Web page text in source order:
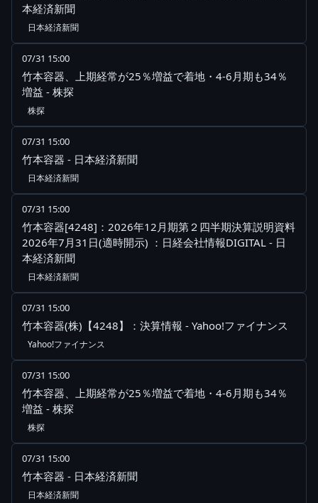
本経済新聞
日本経済新聞
07/31 15:00
竹本容器、上期経常が25％増益で着地・4-6月期も34％
増益 - 株探
株探
07/31 15:00
竹本容器 - 日本経済新聞
日本経済新聞
07/31 15:00
竹本容器[4248]：2026年12月期第２四半期決算説明資料
2026年7月31日(適時開示) ：日経会社情報DIGITAL - 日
本経済新聞
日本経済新聞
07/31 15:00
竹本容器(株)【4248】：決算情報 - Yahoo!ファイナンス
Yahoo!ファイナンス
07/31 15:00
竹本容器、上期経常が25％増益で着地・4-6月期も34％
増益 - 株探
株探
07/31 15:00
竹本容器 - 日本経済新聞
日本経済新聞